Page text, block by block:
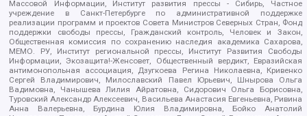
Массовой Информации, Институт развития прессы - Сибирь, Частное
учреждение в Санкт-Петербурге по административной поддержке
реализации программ и проектов Совета Министров Северных Стран, Фонд
поддержки свободы прессы, Гражданский контроль, Человек и Закон,
Общественная комиссия по сохранению наследия академика Сахарова,
МЕМО. РУ, Институт региональной прессы, Институт Развития Свободы
Информации, Экозащита!-Женсовет, Общественный вердикт, Евразийская
антимонопольная ассоциация, Дзугкоева Регина Николаевна, Кривенко
Сергей Владимирович, Милославский Павел Юрьевич, Шнырова Ольга
Вадимовна, Чанышева Лилия Айратовна, Сидорович Ольга Борисовна,
Туровский Александр Алексеевич, Васильева Анастасия Евгеньевна, Ривина
Анна Валерьевна, Бурдина Юлия Владимировна, Бойко Анатолий